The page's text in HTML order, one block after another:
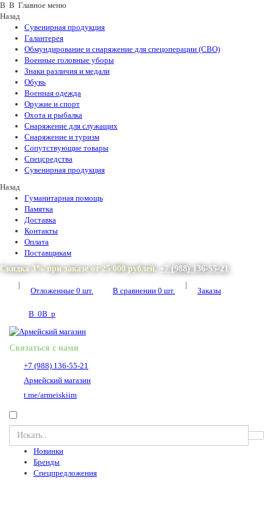
В В Главное меню
Назад
Сувенирная продукция
Галантерея
Обмундирование и снаряжение для спецоперации (СВО)
Военные головные уборы
Знаки различия и медали
Обувь
Военная одежда
Оружие и спорт
Охота и рыбалка
Снаряжение для служащих
Снаряжение и туризм
Сопутствующие товары
Спецсредства
Сувенирная продукция
Назад
Гуманитарная помощь
Памятка
Доставка
Контакты
Оплата
Поставщикам
Скидка 3% при заказе от 25 000 рублей. +7 (988) 136-55-21
|
Отложенные 0 шт. В сравнении 0 шт.
|
Заказы
В 0В p
Связаться с нами
+7 (988) 136-55-21
Армейский магазин
t.me/armeiskiim
Новинки
Бренды
Спецпредложения